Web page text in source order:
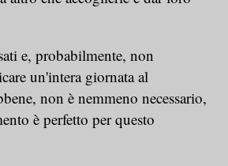
e, probabilmente, non
un'intera giornata al
non è nemmeno necessario,
è perfetto per questo